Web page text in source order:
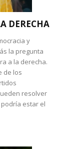
DERECHA
y
la pregunta
a la derecha.
de los
resolver
estar el